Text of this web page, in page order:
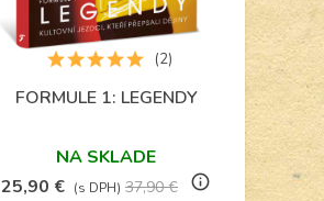
Obľúbené
FORMULE 1: LEGENDY
NA SKLADE
25,90 € (s DPH) 37,90 € info_outline
(2)